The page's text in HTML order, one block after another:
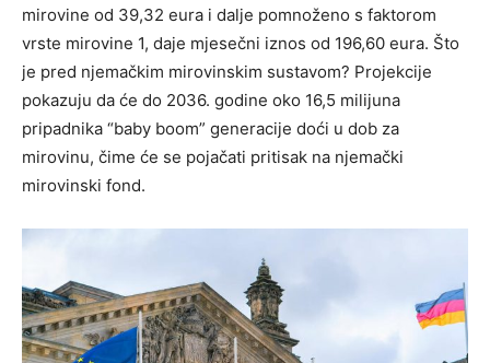
mirovine od 39,32 eura i dalje pomnoženo s faktorom
vrste mirovine 1, daje mjesečni iznos od 196,60 eura. Što
je pred njemačkim mirovinskim sustavom? Projekcije
pokazuju da će do 2036. godine oko 16,5 milijuna
pripadnika “baby boom” generacije doći u dob za
mirovinu, čime će se pojačati pritisak na njemački
mirovinski fond.